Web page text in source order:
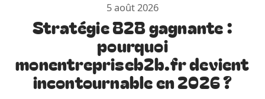
5 août 2026
Stratégie B2B gagnante :
pourquoi
monentrepriseb2b.fr devient
incontournable en 2026 ?